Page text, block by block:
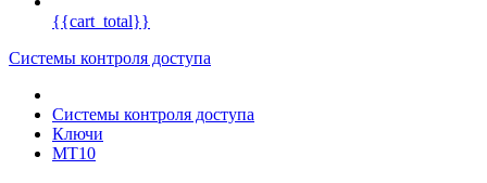
{{cart_total}}
Системы контроля доступа
Системы контроля доступа
Ключи
MT10